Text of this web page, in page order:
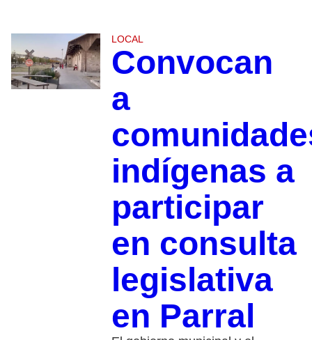
LOCAL
Convocan
a
indígenas a
participar
en consulta
legislativa
en Parral